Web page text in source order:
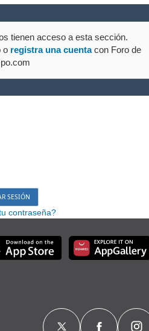
tienen acceso a esta sección.
o registra una cuentacon Foro de
contraseña?